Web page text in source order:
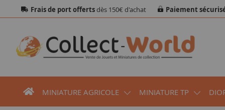
Frais de port offertsdès 150€ d'achat Paiement
MINIATURE AGRICOLE MINIATURE TP